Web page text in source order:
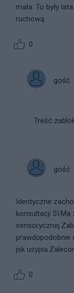
mała. To były
ruchową
0
gość
Treść
gość
Identyczne
konsultacji SI.Ma
prawdopodobnie
jsk
0